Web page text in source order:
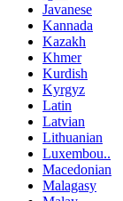
Javanese
Kannada
Kazakh
Khmer
Kurdish
Kyrgyz
Latin
Latvian
Lithuanian
Luxembou..
Macedonian
Malagasy